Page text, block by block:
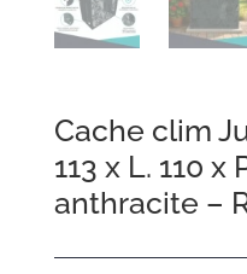
Cache clim
113 x L. 110 x
anthracite –